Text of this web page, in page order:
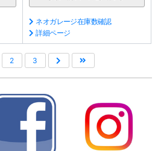
ネオガレージ在庫数確認
詳細ページ
2 3